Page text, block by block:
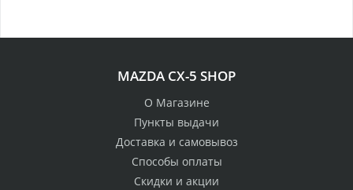
MAZDA CX-5 SHOP
О Магазине
Пункты выдачи
Доставка и самовывоз
Способы оплаты
Скидки и акции